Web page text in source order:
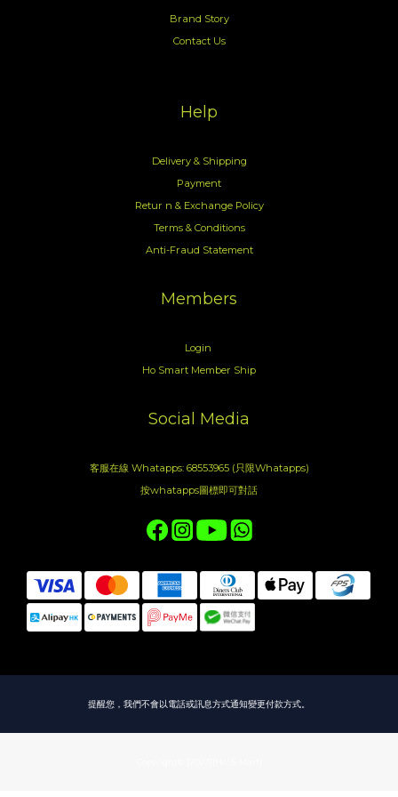
Brand Story
Contact Us
Help
Delivery & Shipping
Payment
Retur n & Exchange Policy
Terms & Conditions
Anti-Fraud Statement
Members
Login
Ho Smart Member Ship
Social Media
客服在線 Whatapps: 68553965 (只限Whatapps)
按whatapps圖標即可對話
提醒您，我們不會以電話或訊息方式通知變更付款方式。